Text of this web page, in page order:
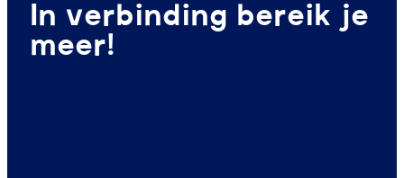
In verbinding bereik je
meer!